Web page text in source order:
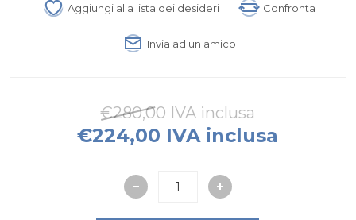
Aggiungi alla lista dei desideri Confronta
Invia ad un amico
€280,00 IVA inclusa
€224,00 IVA inclusa